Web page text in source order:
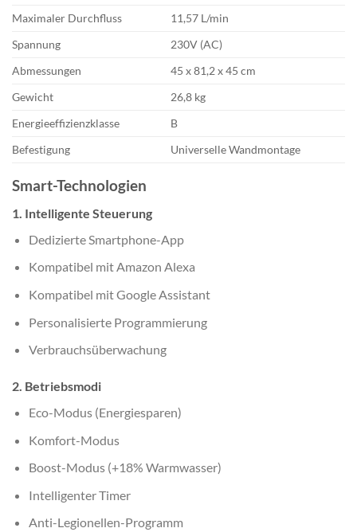
Maximaler Durchfluss
11,57 L/min
Spannung
230V (AC)
Abmessungen
45 x 81,2 x 45 cm
Gewicht
26,8 kg
Energieeffizienzklasse
B
Befestigung
Universelle Wandmontage
Smart-Technologien
1. Intelligente Steuerung
Dedizierte Smartphone-App
Kompatibel mit Amazon Alexa
Kompatibel mit Google Assistant
Personalisierte Programmierung
Verbrauchsüberwachung
2. Betriebsmodi
Eco-Modus (Energiesparen)
Komfort-Modus
Boost-Modus (+18% Warmwasser)
Intelligenter Timer
Anti-Legionellen-Programm